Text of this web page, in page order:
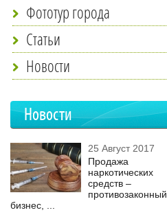
Фототур города
Статьи
Новости
Новости
25 Август 2017
Продажа
наркотических
средств –
противозаконный
бизнес, ...